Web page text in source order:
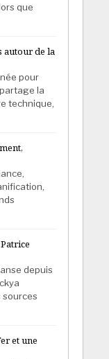
que
autour de la
pour
la
technique,
depuis
sources
et une